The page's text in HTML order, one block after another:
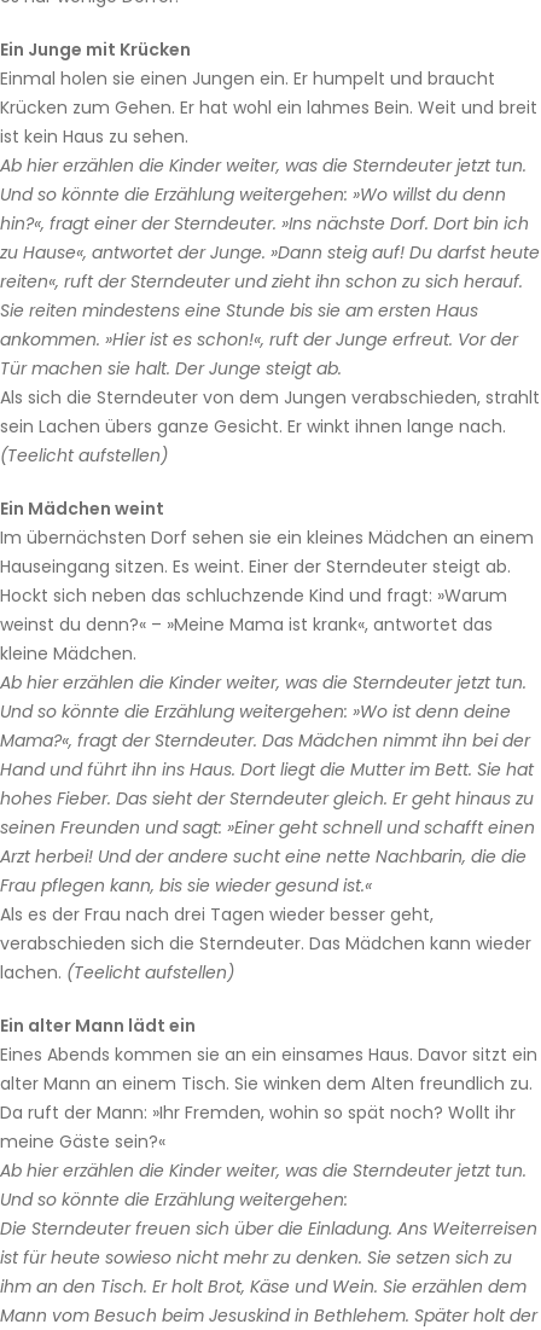
Ein Junge mit Krücken
Einmal holen sie einen Jungen ein. Er humpelt und braucht
Krücken zum Gehen. Er hat wohl ein lahmes Bein. Weit und breit
ist kein Haus zu sehen.
Ab hier erzählen die Kinder weiter, was die Sterndeuter jetzt tun.
Und so könnte die Erzählung weitergehen: »Wo willst du denn
hin?«, fragt einer der Sterndeuter. »Ins nächste Dorf. Dort bin ich
zu Hause«, antwortet der Junge. »Dann steig auf! Du darfst heute
reiten«, ruft der Sterndeuter und zieht ihn schon zu sich herauf.
Sie reiten mindestens eine Stunde bis sie am ersten Haus
ankommen. »Hier ist es schon!«, ruft der Junge erfreut. Vor der
Tür machen sie halt. Der Junge steigt ab.
Als sich die Sterndeuter von dem Jungen verabschieden, strahlt
sein Lachen übers ganze Gesicht. Er winkt ihnen lange nach.
(Teelicht aufstellen)
Ein Mädchen weint
Im übernächsten Dorf sehen sie ein kleines Mädchen an einem
Hauseingang sitzen. Es weint. Einer der Sterndeuter steigt ab.
Hockt sich neben das schluchzende Kind und fragt: »Warum
weinst du denn?« – »Meine Mama ist krank«, antwortet das
kleine Mädchen.
Ab hier erzählen die Kinder weiter, was die Sterndeuter jetzt tun.
Und so könnte die Erzählung weitergehen: »Wo ist denn deine
Mama?«, fragt der Sterndeuter. Das Mädchen nimmt ihn bei der
Hand und führt ihn ins Haus. Dort liegt die Mutter im Bett. Sie hat
hohes Fieber. Das sieht der Sterndeuter gleich. Er geht hinaus zu
seinen Freunden und sagt: »Einer geht schnell und schafft einen
Arzt herbei! Und der andere sucht eine nette Nachbarin, die die
Frau pflegen kann, bis sie wieder gesund ist.«
Als es der Frau nach drei Tagen wieder besser geht,
verabschieden sich die Sterndeuter. Das Mädchen kann wieder
lachen. (Teelicht aufstellen)
Ein alter Mann lädt ein
Eines Abends kommen sie an ein einsames Haus. Davor sitzt ein
alter Mann an einem Tisch. Sie winken dem Alten freundlich zu.
Da ruft der Mann: »Ihr Fremden, wohin so spät noch? Wollt ihr
meine Gäste sein?«
Ab hier erzählen die Kinder weiter, was die Sterndeuter jetzt tun.
Und so könnte die Erzählung weitergehen:
Die Sterndeuter freuen sich über die Einladung. Ans Weiterreisen
ist für heute sowieso nicht mehr zu denken. Sie setzen sich zu
ihm an den Tisch. Er holt Brot, Käse und Wein. Sie erzählen dem
Mann vom Besuch beim Jesuskind in Bethlehem. Später holt der